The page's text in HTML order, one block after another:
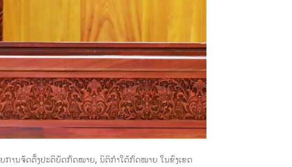
ານຈັດຕັ້ງປະຕິບັດກົດໝາຍ, ນິຕິກຳໃຕ້ກົດໝາຍ ໃນຂົງເຂດ